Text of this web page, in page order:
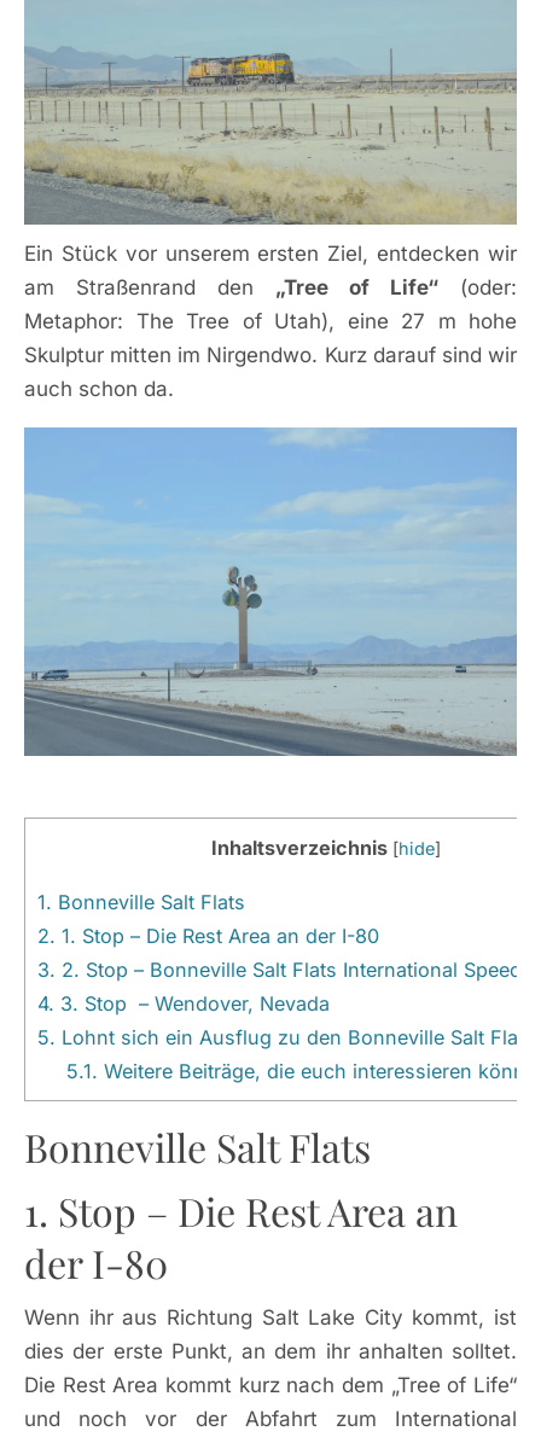
Ein Stück vor unserem ersten Ziel, entdecken wir
am Straßenrand den „Tree of Life“ (oder:
Metaphor: The Tree of Utah), eine 27 m hohe
Skulptur mitten im Nirgendwo. Kurz darauf sind wir
auch schon da.
Inhaltsverzeichnis [hide]
1. Bonneville Salt Flats
2. 1. Stop – Die Rest Area an der I-80
3. 2. Stop – Bonneville Salt Flats International
4. 3. Stop – Wendover, Nevada
5. Lohnt sich ein Ausflug zu den Bonneville Salt
5.1. Weitere Beiträge, die euch interessieren
Bonneville Salt Flats
1. Stop – Die Rest Area an
der I-80
Wenn ihr aus Richtung Salt Lake City kommt, ist
dies der erste Punkt, an dem ihr anhalten solltet.
Die Rest Area kommt kurz nach dem „Tree of Life“
und noch vor der Abfahrt zum International